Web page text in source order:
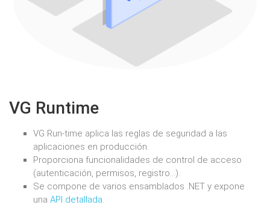
VG Runtime
VG Run-time aplica las reglas de seguridad a las
aplicaciones en producción.
Proporciona funcionalidades de control de acceso
(autenticación, permisos, registro...).
Se compone de varios ensamblados .NET y expone
una API detallada.